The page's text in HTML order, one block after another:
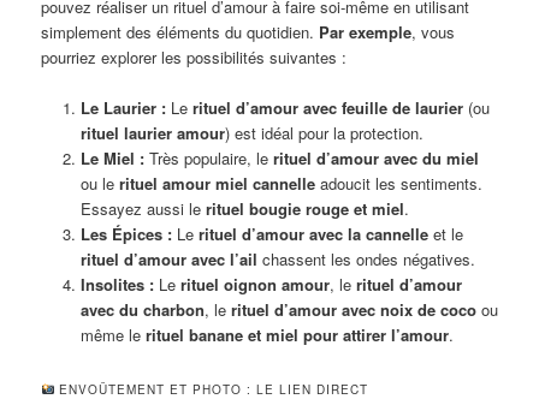
pouvez réaliser un rituel d’amour à faire soi-même en utilisant
simplement des éléments du quotidien. Par exemple, vous
pourriez explorer les possibilités suivantes :
Le Laurier :Le rituel d’amour avec feuille de laurier(ou
rituel laurier amour) est idéal pour la protection.
Le Miel :Très populaire, le rituel d’amour avec du miel
ou le rituel amour miel cannelleadoucit les sentiments.
Essayez aussi le rituel bougie rouge et miel.
Les Épices :Le rituel d’amour avec la cannelleet le
rituel d’amour avec l’ail chassent les ondes négatives.
Insolites :Le rituel oignon amour, le rituel d’amour
avec du charbon, le rituel d’amour avec noix de cocoou
même le rituel banane et miel pour attirer l’amour.
ENVOÛTEMENT ET PHOTO : LE LIEN DIRECT